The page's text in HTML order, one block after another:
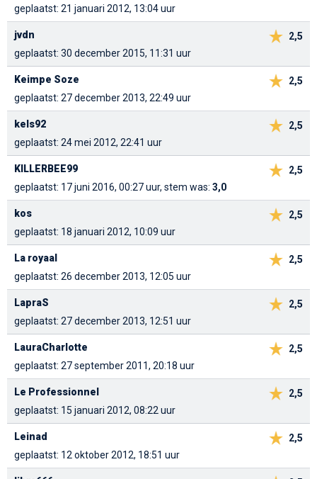
geplaatst: 21 januari 2012, 13:04 uur
2,5
jvdn
geplaatst: 30 december 2015, 11:31 uur
2,5
Keimpe Soze
geplaatst: 27 december 2013, 22:49 uur
2,5
kels92
geplaatst: 24 mei 2012, 22:41 uur
2,5
KILLERBEE99
geplaatst: 17 juni 2016, 00:27 uur, stem was: 3,0
2,5
kos
geplaatst: 18 januari 2012, 10:09 uur
2,5
La royaal
geplaatst: 26 december 2013, 12:05 uur
2,5
LapraS
geplaatst: 27 december 2013, 12:51 uur
2,5
LauraCharlotte
geplaatst: 27 september 2011, 20:18 uur
2,5
Le Professionnel
geplaatst: 15 januari 2012, 08:22 uur
2,5
Leinad
geplaatst: 12 oktober 2012, 18:51 uur